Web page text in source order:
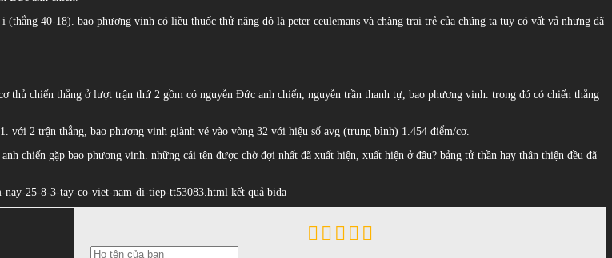
40-18). bao phương vinh có liều thuốc thử nặng đô là peter ceulemans và chàng trai trẻ của chúng ta tuy có vất vả nhưng đã
chiến thắng ở lượt trận thứ 2 gồm có nguyễn Đức anh chiến, nguyễn trần thanh tự, bao phương vinh. trong đó có chiến thắng
2 trận thắng, bao phương vinh giành vé vào vòng 32 với hiệu số avg (trung bình) 1.454 điểm/cơ.
chiến gặp bao phương vinh. những cái tên được chờ đợi nhất đã xuất hiện, xuất hiện ở đâu? bảng tử thần hay thân thiện đều đã
25-8-3-tay-co-viet-nam-di-tiep-tt53083.html kết quả bida